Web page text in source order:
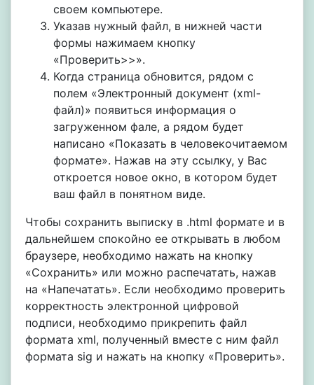
своем компьютере.
Указав нужный файл, в нижней части
формы нажимаем кнопку
«Проверить>>».
Когда страница обновится, рядом с
полем «Электронный документ (xml-
файл)» появиться информация о
загруженном фале, а рядом будет
написано «Показать в человекочитаемом
формате». Нажав на эту ссылку, у Вас
откроется новое окно, в котором будет
ваш файл в понятном виде.
Чтобы сохранить выписку в .html формате и в
дальнейшем спокойно ее открывать в любом
браузере, необходимо нажать на кнопку
«Сохранить» или можно распечатать, нажав
на «Напечатать». Если необходимо проверить
корректность электронной цифровой
подписи, необходимо прикрепить файл
формата xml, полученный вместе с ним файл
формата sig и нажать на кнопку «Проверить».